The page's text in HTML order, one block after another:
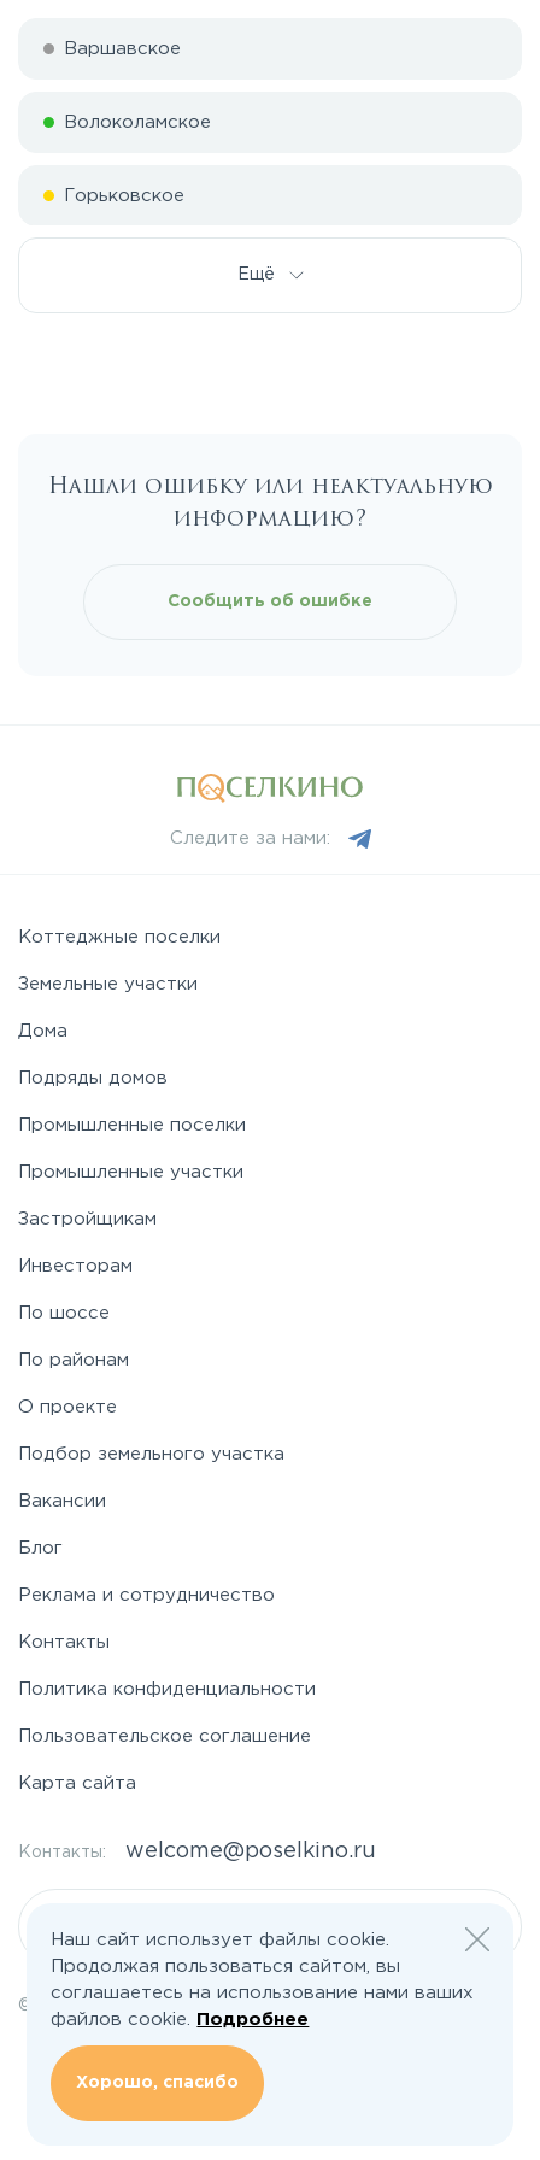
Варшавское
Волоколамское
Горьковское
Каширское
Новорижское
Носовихинское
Рогачёвское
Таракановское
Щелковское
Ещё
Нашли ошибку или неактуальную
информацию?
Сообщить об ошибке
Следите за нами:
Коттеджные поселки
Земельные участки
Дома
Подряды домов
Промышленные поселки
Промышленные участки
Застройщикам
Инвесторам
По шоссе
По районам
О проекте
Подбор земельного участка
Вакансии
Блог
Реклама и сотрудничество
Контакты
Политика конфиденциальности
Пользовательское соглашение
Карта сайта
Контакты: welcome@poselkino.ru
© 2026 Все права защищены | poselkino.ru
ИП Маслов Дмитрий Валерьевич
ИНН 503406273833
+79647266008
142613, Московская область, Орехово-Зуево, ул. Северная, д.14, кв.145
Наш сайт использует файлы cookie.
Продолжая пользоваться сайтом, вы
соглашаетесь на использование нами ваших
файлов cookie.
Подробнее
Хорошо, спасибо